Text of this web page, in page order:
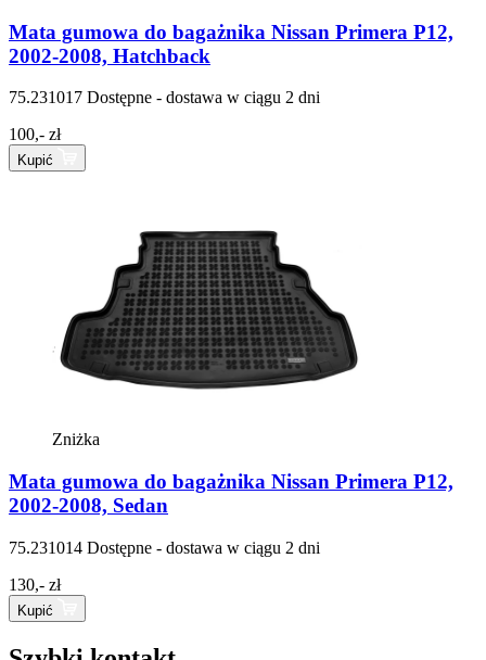
Mata gumowa do bagażnika Nissan Primera P12,
2002-2008, Hatchback
75.231017 Dostępne - dostawa w ciągu 2 dni
100,- zł
Kupić
Zniżka
Mata gumowa do bagażnika Nissan Primera P12,
2002-2008, Sedan
75.231014 Dostępne - dostawa w ciągu 2 dni
130,- zł
Kupić